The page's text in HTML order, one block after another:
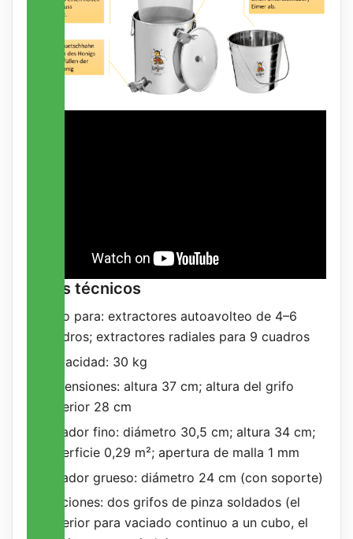
Datos técnicos
Apto para: extractores autoavolteo de 4–6
cuadros; extractores radiales para 9 cuadros
Capacidad: 30 kg
Dimensiones: altura 37 cm; altura del grifo
superior 28 cm
Colador fino: diámetro 30,5 cm; altura 34 cm;
superficie 0,29 m²; apertura de malla 1 mm
Colador grueso: diámetro 24 cm (con soporte)
Funciones: dos grifos de pinza soldados (el
superior para vaciado continuo a un cubo, el